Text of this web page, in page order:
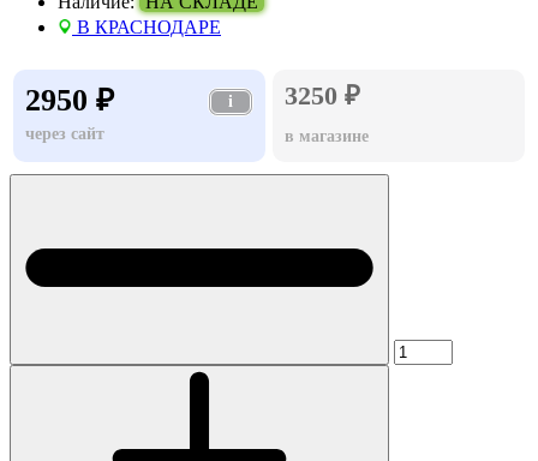
В КРАСНОДАРЕ
2950 ₽
i
через сайт
3250 ₽
в магазине